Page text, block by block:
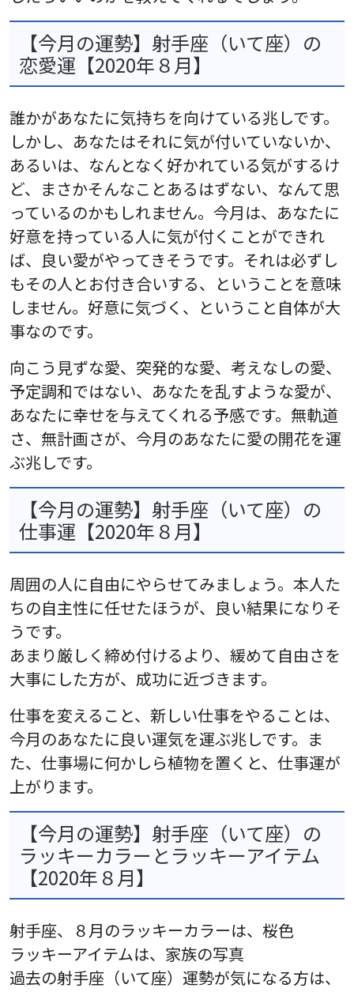
【今月の運勢】射手座（いて座）の
恋愛運【2020年８月】
誰かがあなたに気持ちを向けている兆しです。
しかし、あなたはそれに気が付いていないか、
あるいは、なんとなく好かれている気がするけ
ど、まさかそんなことあるはずない、なんて思
っているのかもしれません。今月は、あなたに
好意を持っている人に気が付くことができれ
ば、良い愛がやってきそうです。それは必ずし
もその人とお付き合いする、ということを意味
しません。好意に気づく、ということ自体が大
事なのです。
向こう見ずな愛、突発的な愛、考えなしの愛、
予定調和ではない、あなたを乱すような愛が、
あなたに幸せを与えてくれる予感です。無軌道
さ、無計画さが、今月のあなたに愛の開花を運
ぶ兆しです。
【今月の運勢】射手座（いて座）の
仕事運【2020年８月】
周囲の人に自由にやらせてみましょう。本人た
ちの自主性に任せたほうが、良い結果になりそ
うです。
あまり厳しく締め付けるより、緩めて自由さを
大事にした方が、成功に近づきます。
仕事を変えること、新しい仕事をやることは、
今月のあなたに良い運気を運ぶ兆しです。ま
た、仕事場に何かしら植物を置くと、仕事運が
上がります。
【今月の運勢】射手座（いて座）の
ラッキーカラーとラッキーアイテム
【2020年８月】
射手座、８月のラッキーカラーは、桜色
ラッキーアイテムは、家族の写真
過去の射手座（いて座）運勢が気になる方は、